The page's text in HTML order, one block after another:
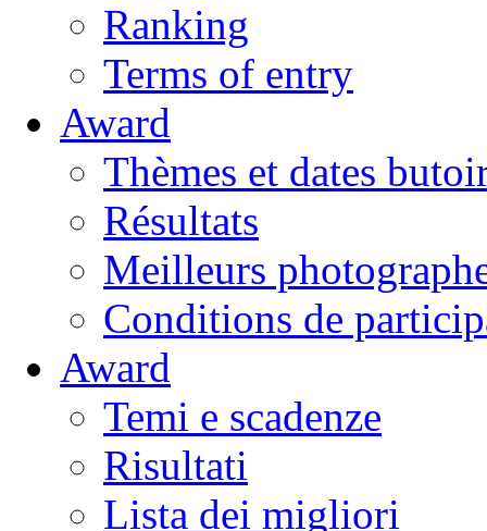
Ranking
Terms of entry
Award
Thèmes et dates
Résultats
Meilleurs
Conditions de
Award
Temi e scadenze
Risultati
Lista dei migliori